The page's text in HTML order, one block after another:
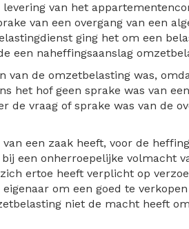
van het
van een overgang van een
ging het om een
een naheffingsaanslag
van de omzetbelasting was,
het hof geen sprake was van
vraag of sprake was van de
een zaak heeft, voor de
een onherroepelijke volmacht
ertoe heeft verplicht op
om een goed te
niet de macht heeft